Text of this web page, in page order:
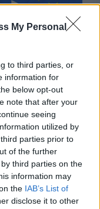
My Personal
to third parties, or
information for
below opt-out
note that after your
seeing
utilized by
parties prior to
of the further
third parties on the
information may
the IAB’s List of
disclose it to other
din Marea
de cancer
studiu clinic